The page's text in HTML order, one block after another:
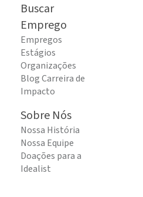
Buscar
Emprego
Empregos
Estágios
Organizações
Blog Carreira de
Impacto
Sobre Nós
Nossa História
Nossa Equipe
Doações para a
Idealist